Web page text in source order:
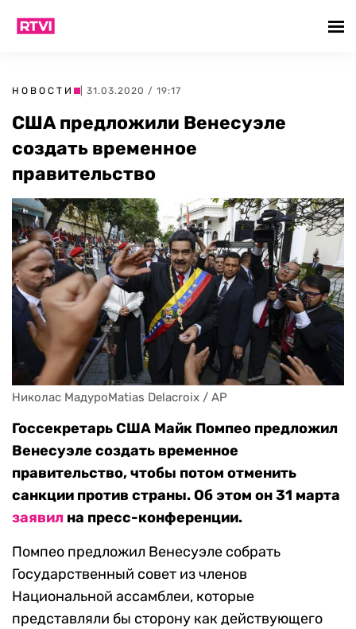
НОВОСТИ | 31.03.2020 / 19:17
США предложили Венесуэле
создать временное
правительство
Николас МадуроMatias Delacroix / AP
Госсекретарь США Майк Помпео предложил
Венесуэле создать временное
правительство, чтобы потом отменить
санкции против страны. Об этом он 31 марта
заявил на пресс-конференции.
Помпео предложил Венесуэле собрать
Государственный совет из членов
Национальной ассамблеи, которые
представляли бы сторону как действующего